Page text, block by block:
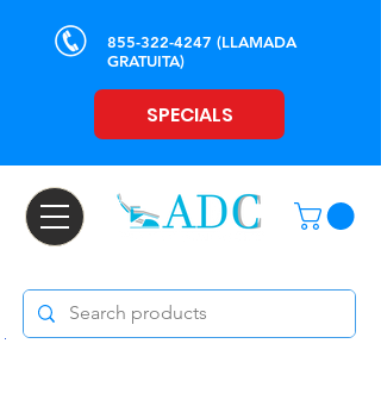
855-322-4247 (LLAMADA
GRATUITA)
SPECIALS